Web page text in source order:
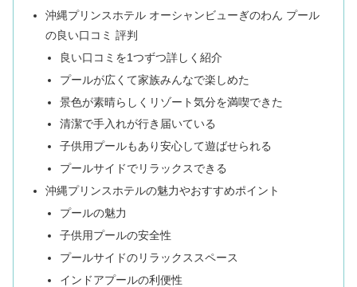
沖縄プリンスホテル オーシャンビューぎのわん プール
の良い口コミ 評判
良い口コミを1つずつ詳しく紹介
プールが広くて家族みんなで楽しめた
景色が素晴らしくリゾート気分を満喫できた
清潔で手入れが行き届いている
子供用プールもあり安心して遊ばせられる
プールサイドでリラックスできる
沖縄プリンスホテルの魅力やおすすめポイント
プールの魅力
子供用プールの安全性
プールサイドのリラックススペース
インドアプールの利便性